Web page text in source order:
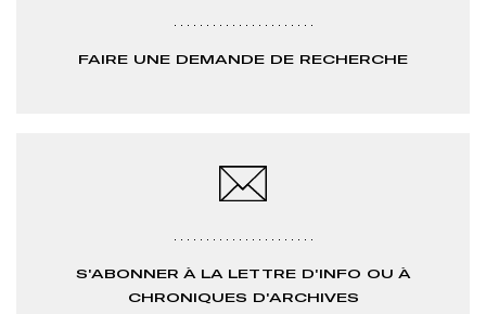
FAIRE UNE DEMANDE DE RECHERCHE
S'ABONNER À LA LETTRE D'INFO OU À
CHRONIQUES D'ARCHIVES